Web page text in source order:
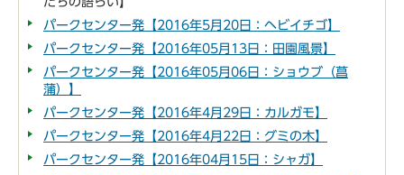
パークセンター発【2016年5月20日：ヘビイチゴ】
パークセンター発【2016年05月13日：田園風景】
パークセンター発【2016年05月06日：ショウブ（菖
蒲）】
パークセンター発【2016年4月29日：カルガモ】
パークセンター発【2016年4月22日：グミの木】
パークセンター発【2016年04月15日：シャガ】